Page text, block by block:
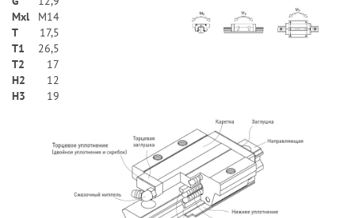
Mxl
M14
T
17,5
T1
26,5
T2
17
H2
12
Н3
19